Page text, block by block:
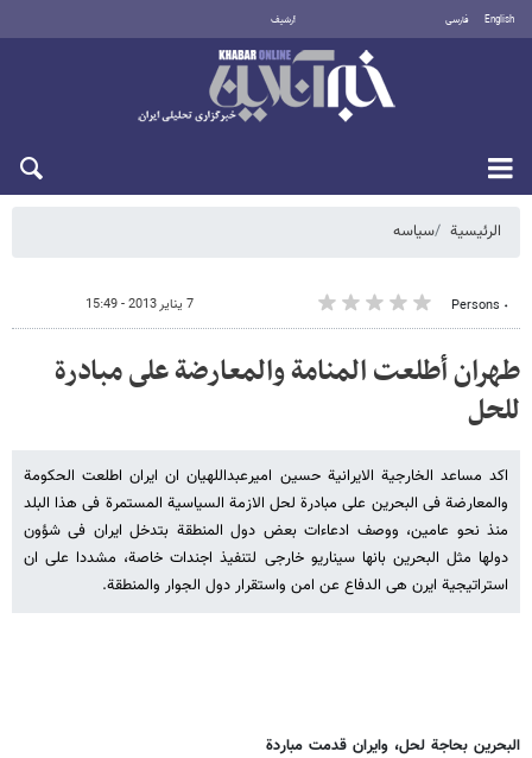
English فارسی أرشيف
الرئيسية سیاسه
٠ Persons 7 يناير 2013 - 15:49
طهران أطلعت المنامة والمعارضة على مبادرة
للحل
اکد مساعد الخارجیة الایرانیة حسین امیرعبداللهیان ان ایران اطلعت الحکومة
والمعارضة فی البحرین على مبادرة لحل الازمة السیاسیة المستمرة فی هذا البلد
منذ نحو عامین، ووصف ادعاءات بعض دول المنطقة بتدخل ایران فی شؤون
دولها مثل البحرین بانها سیناریو خارجی لتنفیذ اجندات خاصة، مشددا على ان
استراتیجیة ایرن هی الدفاع عن امن واستقرار دول الجوار والمنطقة.
البحرین بحاجة لحل، وایران قدمت مباردة